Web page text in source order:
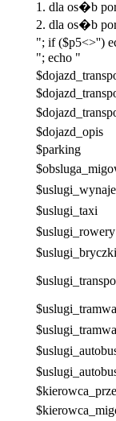
1. dla os�b
2. dla os�b
"; if ($p5<>'')
"; echo "
$dojazd_opis
$parking
$uslugi_taxi
$uslugi_rowery
$uslugi_bryczki